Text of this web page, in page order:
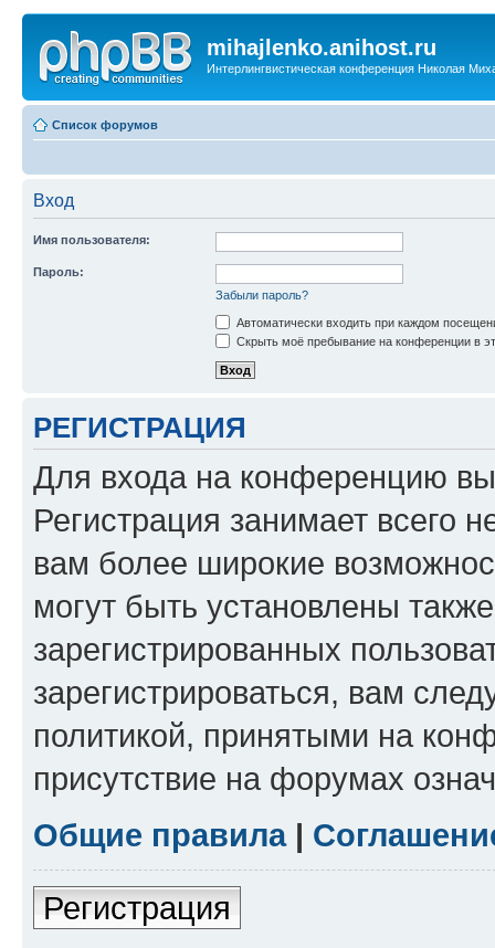
mihajlenko.anihost.ru
Интерлингвистическая конференция Николая
Список форумов
Вход
Имя пользователя:
Пароль:
Забыли пароль?
Автоматически входить при каждом
Скрыть моё пребывание на конференции в
РЕГИСТРАЦИЯ
Для входа на конференцию
Регистрация занимает всего
вам более широкие
могут быть установлены
зарегистрированных
зарегистрироваться, вам
политикой, принятыми на
присутствие на форумах
Общие правила|
Регистрация